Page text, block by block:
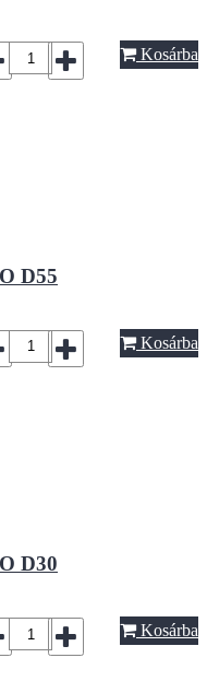
Kosárba
D55
Kosárba
D30
Kosárba